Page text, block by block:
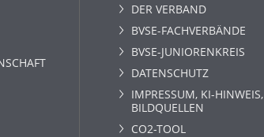
DER VERBAND
BVSE-FACHVERBÄNDE
BVSE-JUNIORENKREIS
DATENSCHUTZ
IMPRESSUM, KI-HINWEIS,
BILDQUELLEN
CO2-TOOL